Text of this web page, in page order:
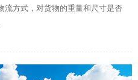
流方式，对货物的重量和尺寸是否